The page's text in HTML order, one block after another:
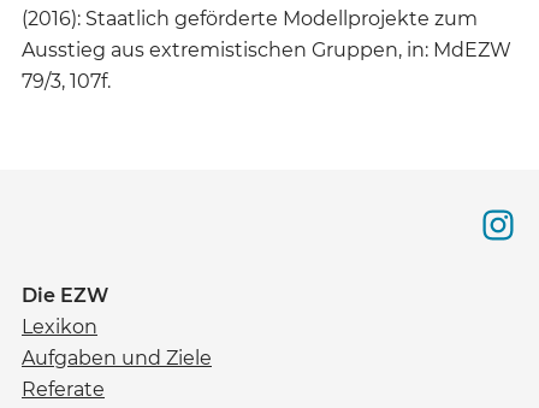
(2016): Staatlich geförderte Modellprojekte zum
Ausstieg aus extremistischen Gruppen, in: MdEZW
79/3, 107f.
Die EZW
Lexikon
Aufgaben und Ziele
Referate